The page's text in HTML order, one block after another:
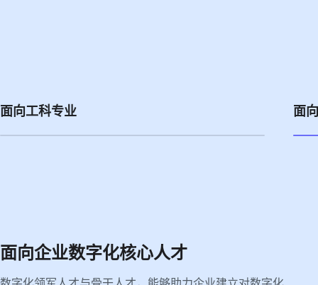
面向工科专业 面
面向企业数字化核心人才